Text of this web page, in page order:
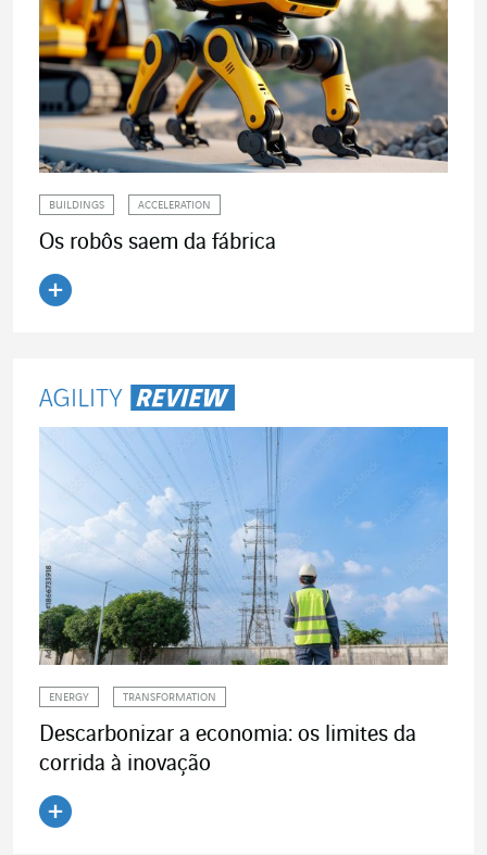
BUILDINGS ACCELERATION
Os robôs saem da fábrica
ENERGY TRANSFORMATION
Descarbonizar a economia: os limites da
corrida à inovação